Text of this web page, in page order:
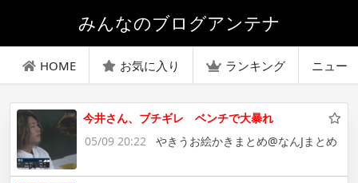
みんなのブログアンテナ
HOME お気に入り ランキング ニュー
今井さん、ブチギレ ベンチで大暴れ
05/09 20:22
やきうお絵かきまとめ@なんJまとめ